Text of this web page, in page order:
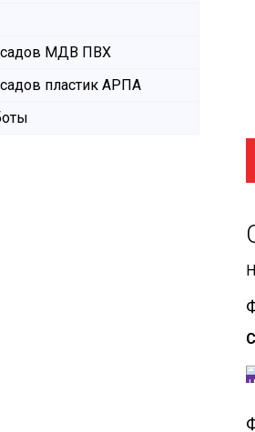
МДВ ПВХ
пластик АРПА